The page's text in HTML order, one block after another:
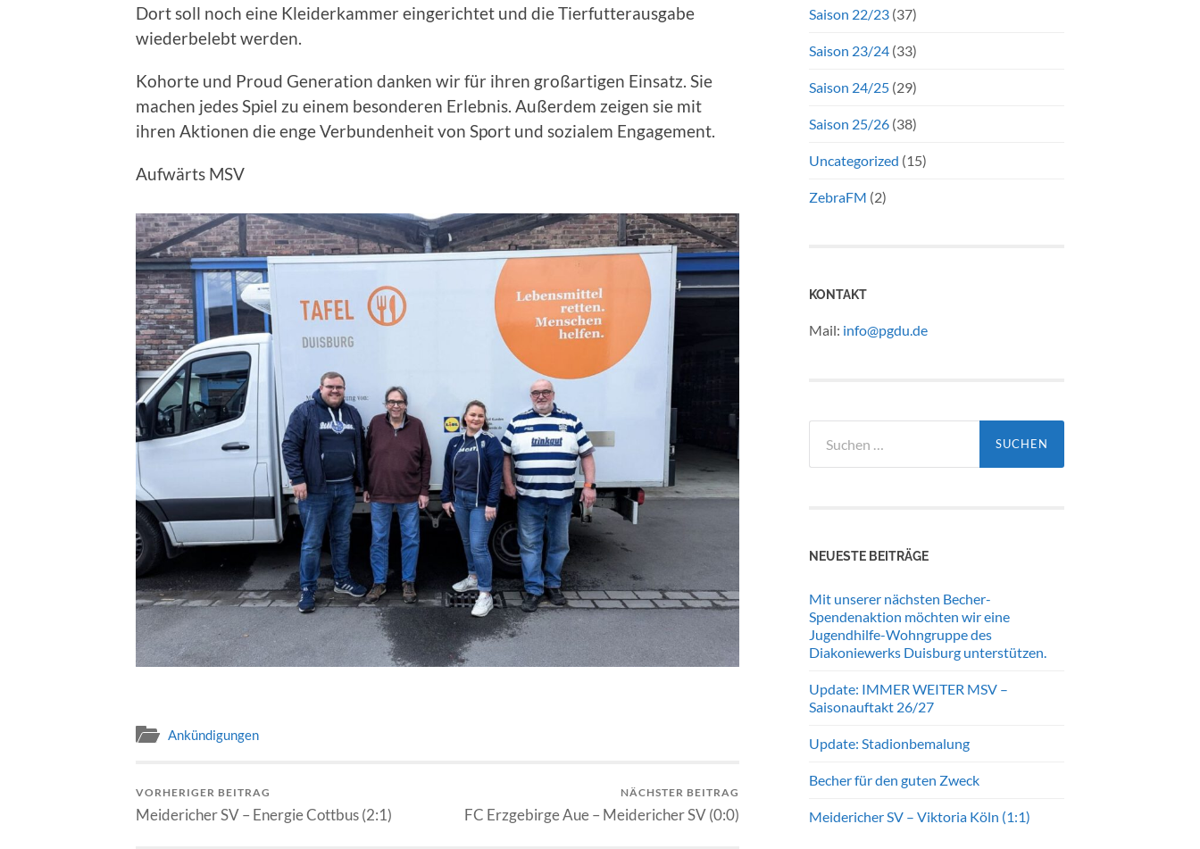
Dort soll noch eine Kleiderkammer eingerichtet und die Tierfutterausgabe
wiederbelebt werden.
Kohorte und Proud Generation danken wir für ihren großartigen Einsatz. Sie
machen jedes Spiel zu einem besonderen Erlebnis. Außerdem zeigen sie mit
ihren Aktionen die enge Verbundenheit von Sport und sozialem Engagement.
Aufwärts MSV
Ankündigungen
VORHERIGER BEITRAG
Meidericher SV – Energie Cottbus (2:1)
NÄCHSTER BEITRAG
FC Erzgebirge Aue – Meidericher SV (0:0)
Saison 22/23 (37)
Saison 23/24 (33)
Saison 24/25 (29)
Saison 25/26 (38)
Uncategorized (15)
ZebraFM (2)
KONTAKT
Mail: info@pgdu.de
nach:
NEUESTE BEITRÄGE
Mit unserer nächsten Becher-
Spendenaktion möchten wir eine
Jugendhilfe-Wohngruppe des
Diakoniewerks Duisburg unterstützen.
Update: IMMER WEITER MSV –
Saisonauftakt 26/27
Update: Stadionbemalung
Becher für den guten Zweck
Meidericher SV – Viktoria Köln (1:1)